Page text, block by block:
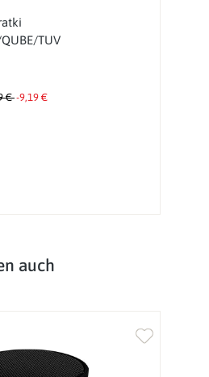
QUBE/TUV
€-9,19 €
auch